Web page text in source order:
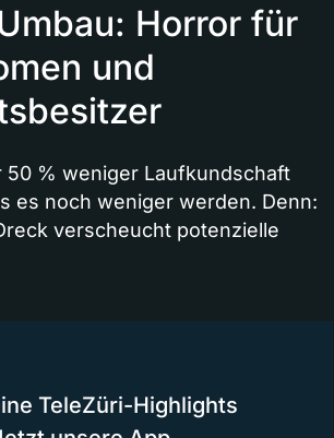
Horror für
und
50 % weniger Laufkundschaft
es noch weniger werden. Denn:
verscheucht potenzielle
TeleZüri-Highlights